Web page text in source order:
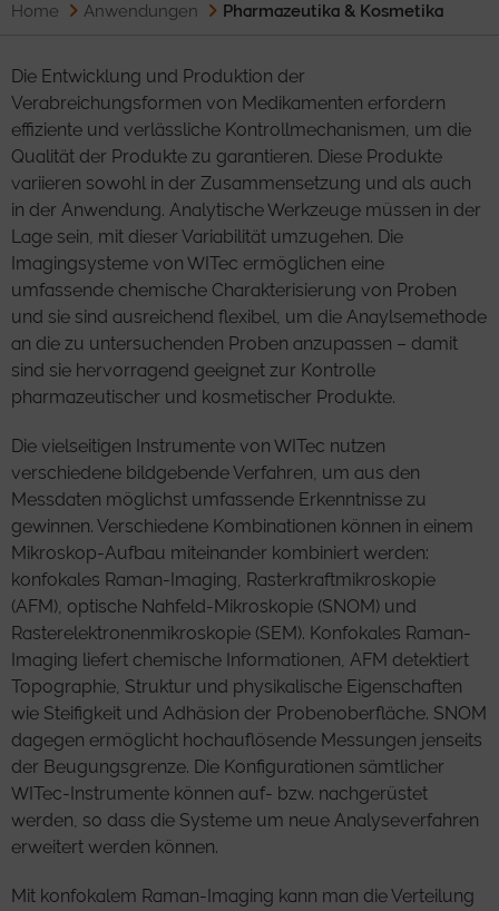
Home Anwendungen Pharmazeutika & Kosmetika
Die Entwicklung und Produktion der
Verabreichungsformen von Medikamenten erfordern
effiziente und verlässliche Kontrollmechanismen, um die
Qualität der Produkte zu garantieren. Diese Produkte
variieren sowohl in der Zusammensetzung und als auch
in der Anwendung. Analytische Werkzeuge müssen in der
Lage sein, mit dieser Variabilität umzugehen. Die
Imagingsysteme von WITec ermöglichen eine
umfassende chemische Charakterisierung von Proben
und sie sind ausreichend flexibel, um die Anaylsemethode
an die zu untersuchenden Proben anzupassen – damit
sind sie hervorragend geeignet zur Kontrolle
pharmazeutischer und kosmetischer Produkte.
Die vielseitigen Instrumente von WITec nutzen
verschiedene bildgebende Verfahren, um aus den
Messdaten möglichst umfassende Erkenntnisse zu
gewinnen. Verschiedene Kombinationen können in einem
Mikroskop-Aufbau miteinander kombiniert werden:
konfokales Raman-Imaging, Rasterkraftmikroskopie
(AFM), optische Nahfeld-Mikroskopie (SNOM) und
Rasterelektronenmikroskopie (SEM). Konfokales Raman-
Imaging liefert chemische Informationen, AFM detektiert
Topographie, Struktur und physikalische Eigenschaften
wie Steifigkeit und Adhäsion der Probenoberfläche. SNOM
dagegen ermöglicht hochauflösende Messungen jenseits
der Beugungsgrenze. Die Konfigurationen sämtlicher
WITec-Instrumente können auf- bzw. nachgerüstet
werden, so dass die Systeme um neue Analyseverfahren
erweitert werden können.
Mit konfokalem Raman-Imaging kann man die Verteilung